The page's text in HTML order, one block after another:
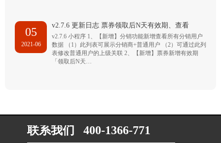
05
2021-06
v2.7.6 更新日志 票券领取后N天有效期、查看
v2.7.6 小程序 1、【新增】分销功能新增查看所有分销用户
数据 （1）此列表可展示分销商+普通用户 （2）可通过此列
表修改普通用户的上级关联 2、【新增】票券新增有效期
「领取后N天…
联系我们 400-1366-771